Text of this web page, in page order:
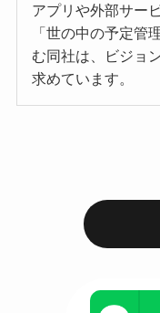
アプリや外部サー
「世の中の予定管
む同社は、ビジョ
求めています。